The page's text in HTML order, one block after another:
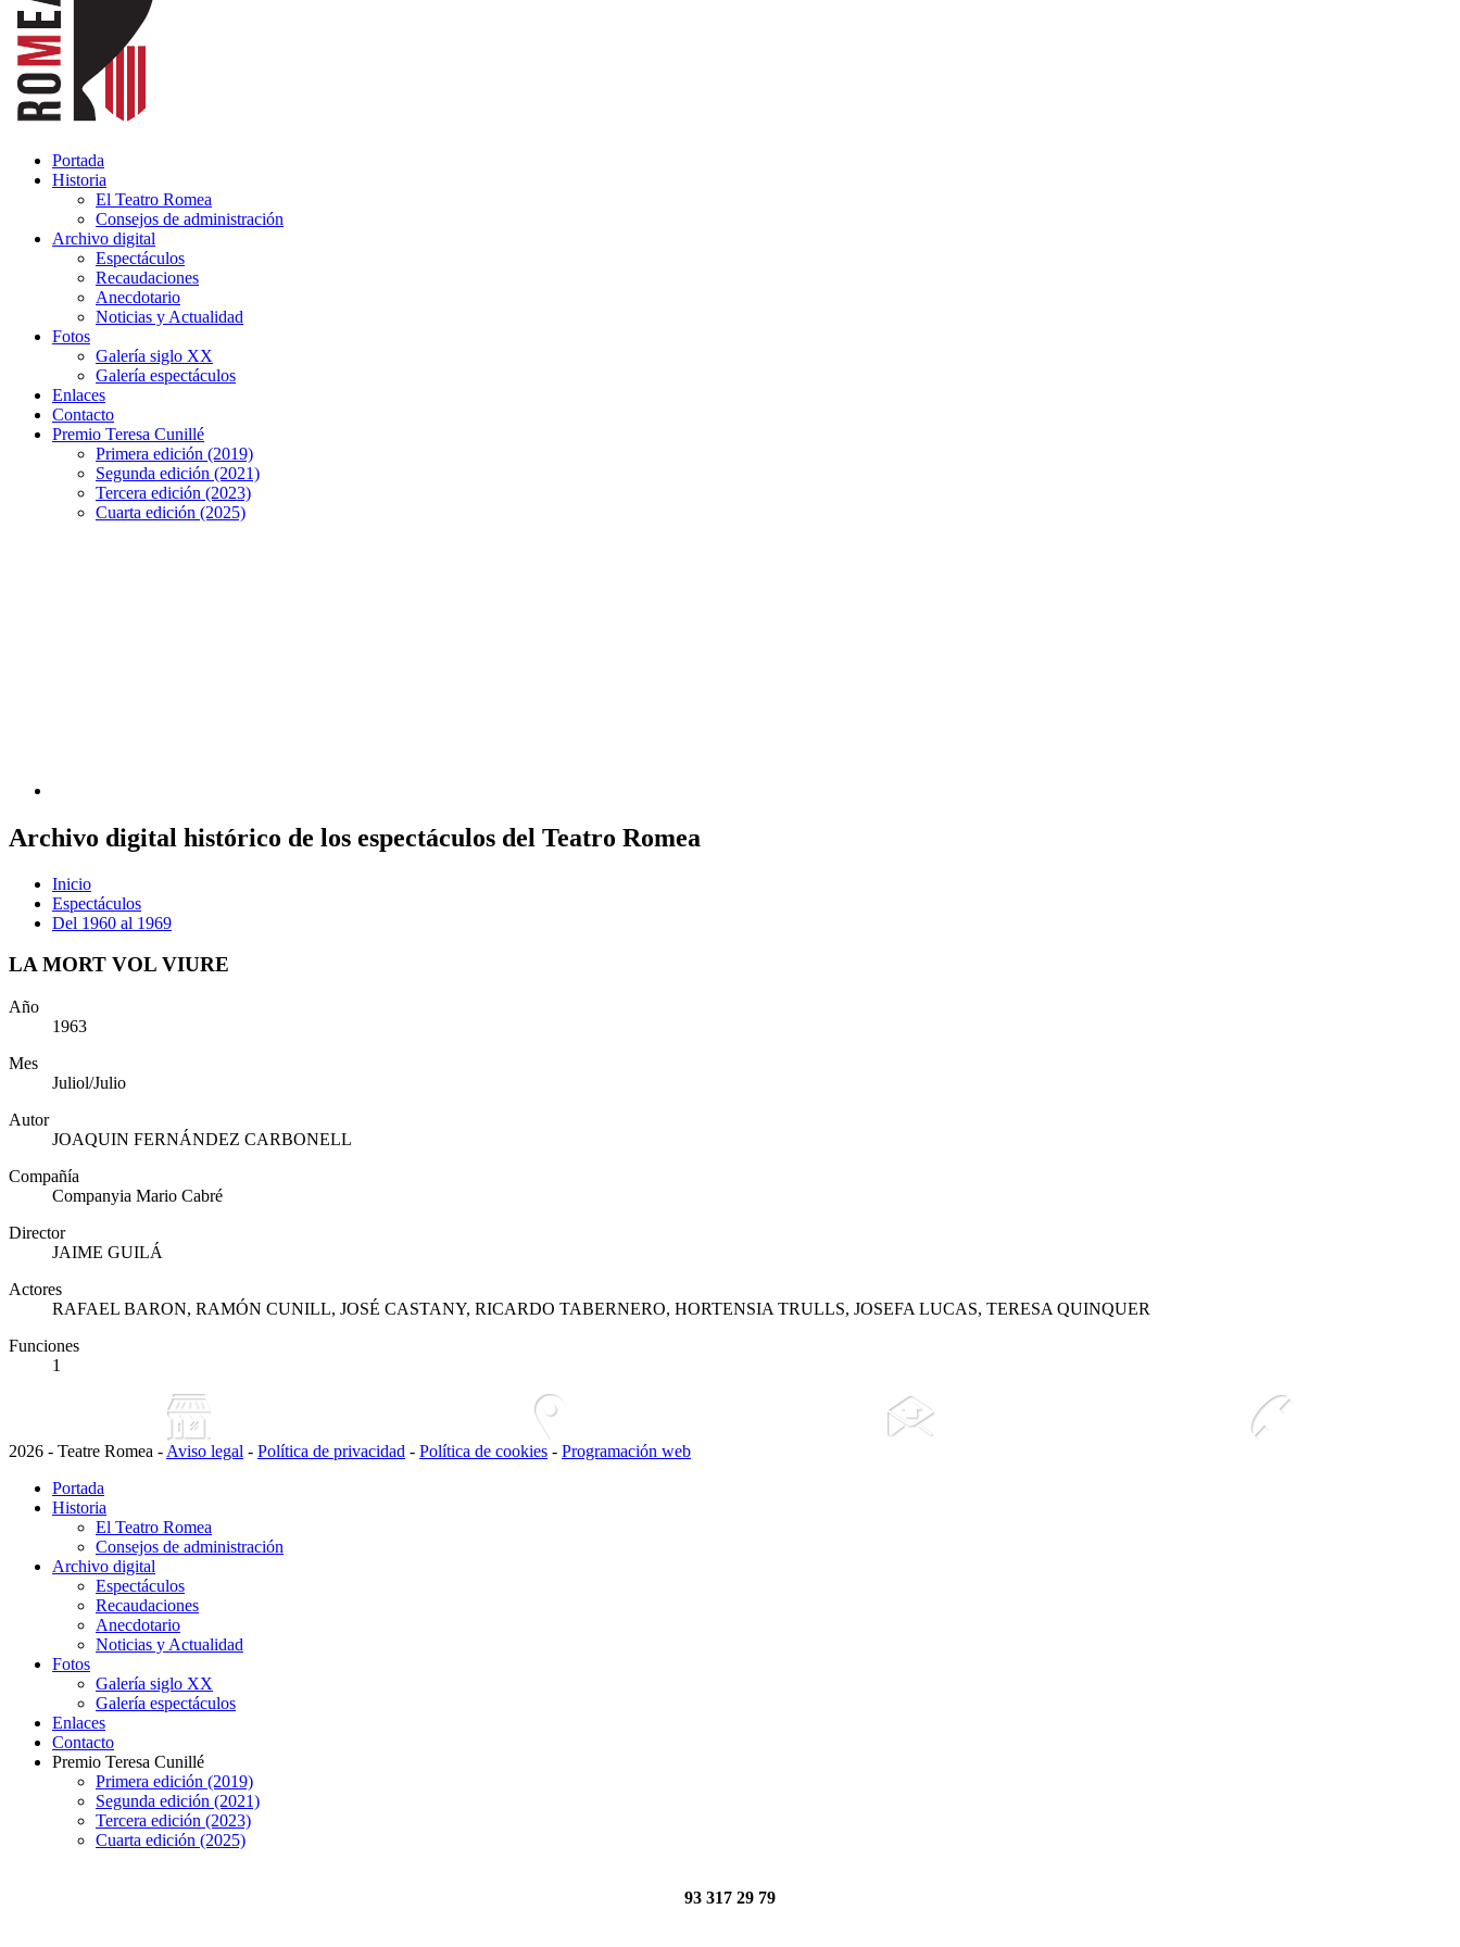
Portada
Historia
El Teatro Romea
Consejos de administración
Archivo digital
Espectáculos
Recaudaciones
Anecdotario
Noticias y Actualidad
Fotos
Galería siglo XX
Galería espectáculos
Enlaces
Contacto
Premio Teresa Cunillé
Primera edición (2019)
Segunda edición (2021)
Tercera edición (2023)
Cuarta edición (2025)
Archivo digital histórico de los espectáculos del Teatro Romea
Inicio
Espectáculos
Del 1960 al 1969
LA MORT VOL VIURE
Año
1963
Mes
Juliol/Julio
Autor
JOAQUIN FERNÁNDEZ CARBONELL
Compañía
Companyia Mario Cabré
Director
JAIME GUILÁ
Actores
RAFAEL BARON, RAMÓN CUNILL, JOSÉ CASTANY, RICARDO TABERNERO, HORTENSIA TRULLS, JOSEFA LUCAS, TERESA QUINQUER
Funciones
1
2026 - Teatre Romea - Aviso legal - Política de privacidad - Política de cookies - Programación web
Portada
Historia
El Teatro Romea
Consejos de administración
Archivo digital
Espectáculos
Recaudaciones
Anecdotario
Noticias y Actualidad
Fotos
Galería siglo XX
Galería espectáculos
Enlaces
Contacto
Premio Teresa Cunillé
Primera edición (2019)
Segunda edición (2021)
Tercera edición (2023)
Cuarta edición (2025)
93 317 29 79